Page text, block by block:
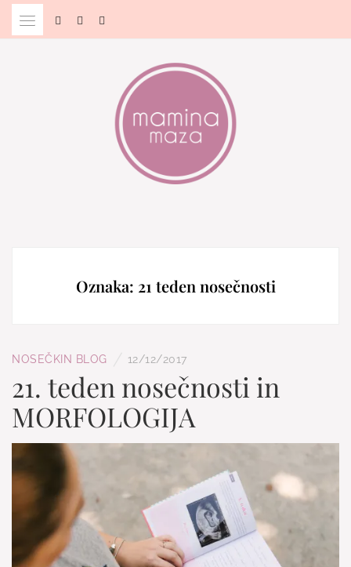
Skip
Oznaka: 21 teden nosečnosti
NOSEČKIN BLOG 12/12/2017
21. teden nosečnosti in
MORFOLOGIJA